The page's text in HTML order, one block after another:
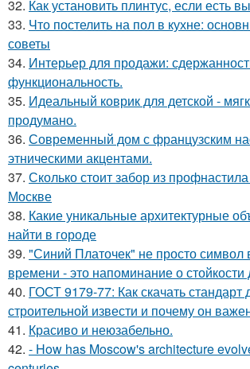
32. Как установить плинтус, если есть
33. Что постелить на пол в кухне:
советы
34. Интерьер для продажи:
функциональность.
35. Идеальный коврик для детской -
продумано.
36. Современный дом с французским
этническими акцентами.
37. Сколько стоит забор из
Москве
38. Какие уникальные архитектурные
найти в городе
39. "Синий Платочек" не просто символ
времени - это напоминание о стойкости
40. ГОСТ 9179-77: Как скачать стандарт
строительной извести и почему он
41. Красиво и неюзабельно.
42. - How has Moscow's architecture